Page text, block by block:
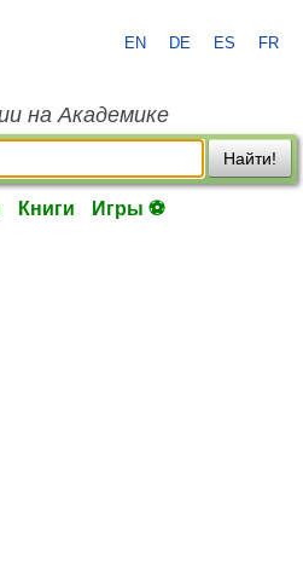
EN DE ES FR
на Академике
Найти!
Книги Игры ⚽